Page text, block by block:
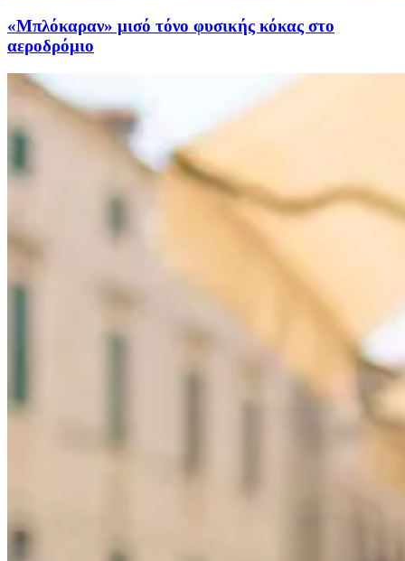
«Μπλόκαραν» μισό τόνο φυσικής κόκας στο
αεροδρόμιο